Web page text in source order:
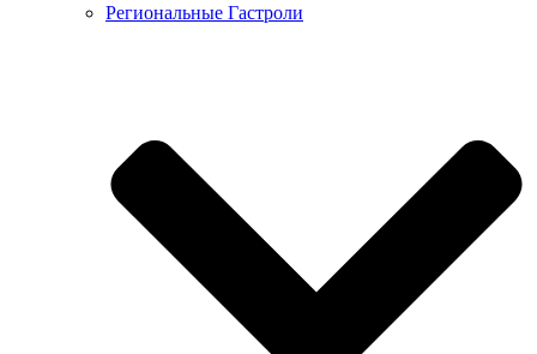
Региональные Гастроли